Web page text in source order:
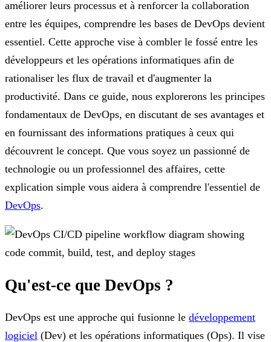
améliorer leurs processus et à renforcer la collaboration
entre les équipes, comprendre les bases de DevOps devient
essentiel. Cette approche vise à combler le fossé entre les
développeurs et les opérations informatiques afin de
rationaliser les flux de travail et d'augmenter la
productivité. Dans ce guide, nous explorerons les principes
fondamentaux de DevOps, en discutant de ses avantages et
en fournissant des informations pratiques à ceux qui
découvrent le concept. Que vous soyez un passionné de
technologie ou un professionnel des affaires, cette
explication simple vous aidera à comprendre l'essentiel de
DevOps.
Qu'est-ce que DevOps ?
DevOps est une approche qui fusionne le développement
logiciel (Dev) et les opérations informatiques (Ops). Il vise